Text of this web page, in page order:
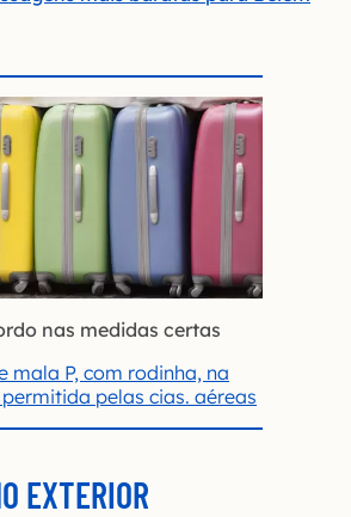
nas medidas certas
mala P, com rodinha, na
pelas cias. aéreas
EXTERIOR